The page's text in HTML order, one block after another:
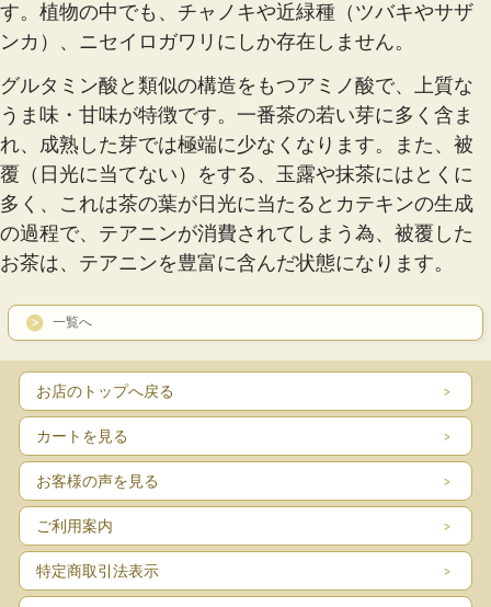
す。植物の中でも、チャノキや近緑種（ツバキやサザ
ンカ）、ニセイロガワリにしか存在しません。
グルタミン酸と類似の構造をもつアミノ酸で、上質な
うま味・甘味が特徴です。一番茶の若い芽に多く含ま
れ、成熟した芽では極端に少なくなります。また、被
覆（日光に当てない）をする、玉露や抹茶にはとくに
多く、これは茶の葉が日光に当たるとカテキンの生成
の過程で、テアニンが消費されてしまう為、被覆した
お茶は、テアニンを豊富に含んだ状態になります。
一覧へ
お店のトップへ戻る
カートを見る
お客様の声を見る
ご利用案内
特定商取引法表示